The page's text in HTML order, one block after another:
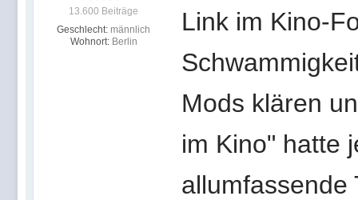
13.600 Beiträge
Geschlecht: männlich
Wohnort: Berlin
Link im Kino-
Mods klären
im Kino" hatte
allumfassende